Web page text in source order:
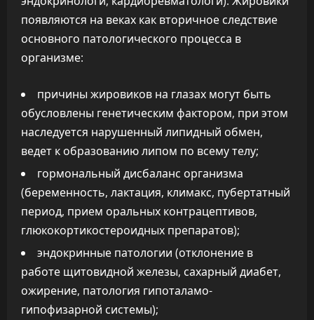
появляются на веках как вторичное следствие
основного патологического процесса в
организме:
причины жировиков на глазах могут быть
обусловлены генетическим фактором, при этом
наследуется нарушенный липидный обмен,
ведет к образованию липом по всему телу;
гормональный дисбаланс организма
(беременность, лактация, климакс, пубертатный
период, прием оральных контрацептивов,
глюкокортикостероидных препаратов);
эндокринные патологии (отклонение в
работе щитовидной железы, сахарный диабет,
ожирение, патология гипоталамо-
гипофизарной системы);